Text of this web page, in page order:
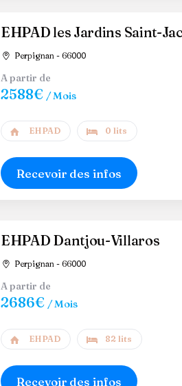
EHPAD les Jardins Saint-
Perpignan - 66000
A partir de
2588€ / Mois
EHPAD 0 lits
Recevoir des infos
EHPAD Dantjou-Villaros
Perpignan - 66000
A partir de
2686€ / Mois
EHPAD 82 lits
Recevoir des infos